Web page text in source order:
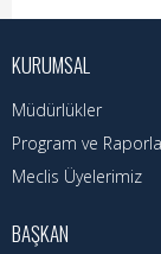
Park & Bahçe
İmar Müdürlüğü
Duyurular
Foto Galeri
Videolar
KURUMSAL
Müdürlükler
Program ve
Meclis Üyelerimiz
BAŞKAN